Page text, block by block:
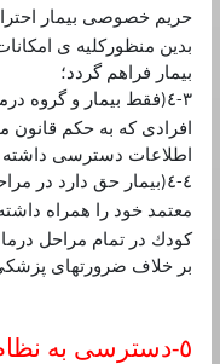
حريم خصوصی بيمار
بدين منظوركليه ی
بيمار فراهم گردد؛
٣-٤(فقط بيمار و گروه
افرادی كه به حكم قانون
اطلاعات دسترسی داشته
٤-٤(بيمار حق دارد در
معتمد خود را همراه
كودك در تمام مراحل
بر خلاف ضرورتهای
٥-دسترسی به